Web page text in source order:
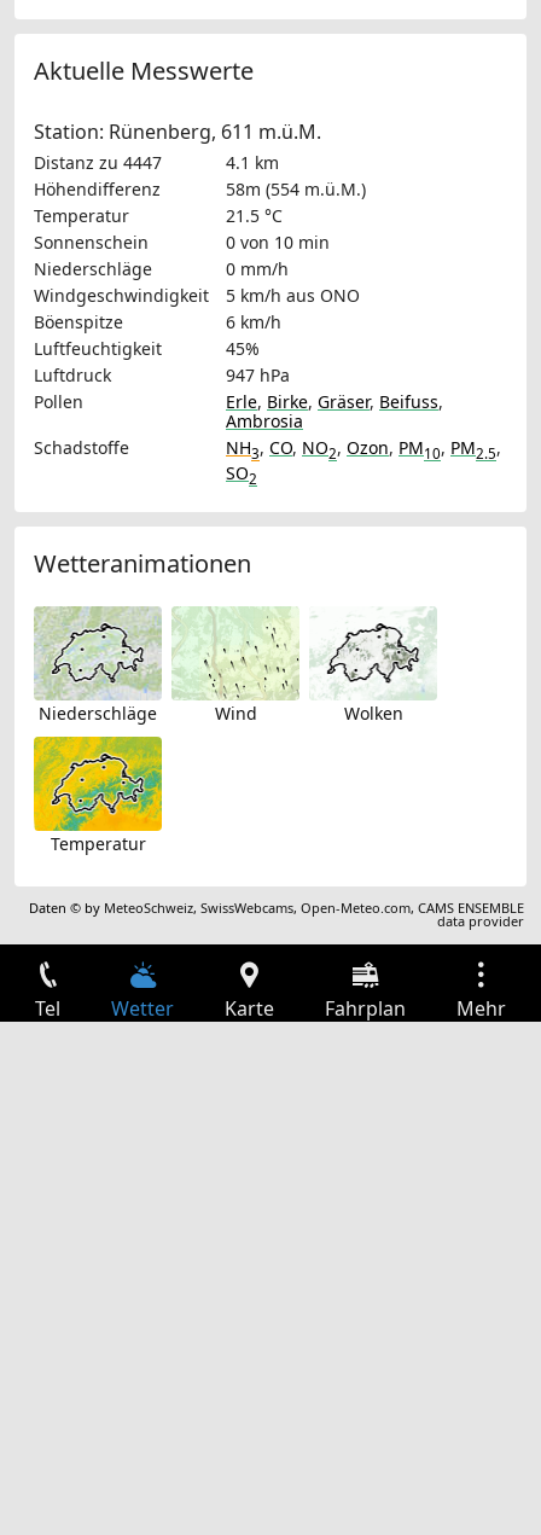
Aktuelle Messwerte
Station: Rünenberg, 611 m.ü.M.
Distanz zu 4447
4.1 km
Höhendifferenz
58m (554 m.ü.M.)
Temperatur
21.5 °C
Sonnenschein
0 von 10 min
Niederschläge
0 mm/h
Windgeschwindigkeit
5 km/h aus ONO
Böenspitze
6 km/h
Luftfeuchtigkeit
45%
Luftdruck
947 hPa
Pollen
Erle, Birke, Gräser, Beifuss,
Ambrosia
Schadstoffe
NH3, CO, NO2, Ozon, PM10, PM2.5,
SO2
Wetteranimationen
Niederschläge Wind Wolken
Temperatur
Daten © by MeteoSchweiz,SwissWebcams,Open-Meteo.com,CAMS ENSEMBLE
data provider
Tel Wetter Karte Fahrplan Mehr